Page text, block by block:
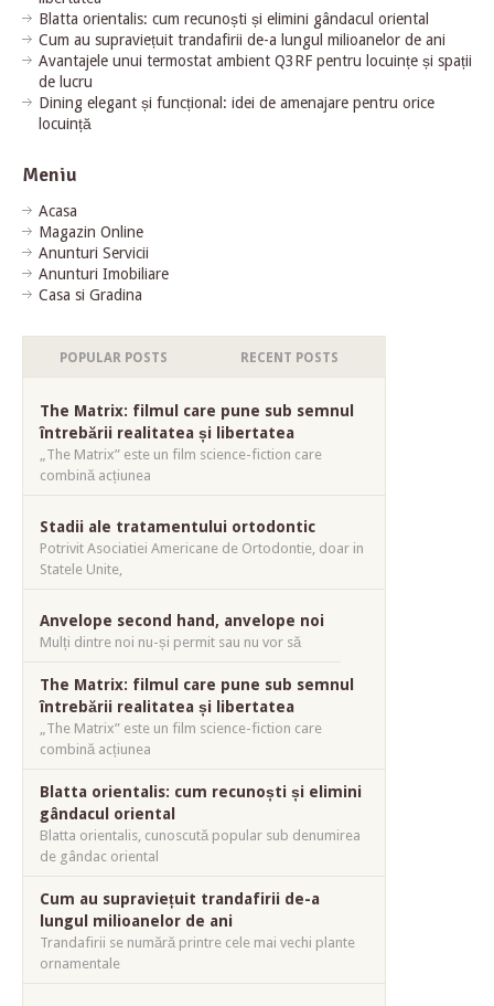
Blatta orientalis: cum recunoști și elimini gândacul oriental
Cum au supraviețuit trandafirii de-a lungul milioanelor de ani
Avantajele unui termostat ambient Q3RF pentru locuințe și spații
de lucru
Dining elegant și funcțional: idei de amenajare pentru orice
locuință
Meniu
Acasa
Magazin Online
Anunturi Servicii
Anunturi Imobiliare
Casa si Gradina
POPULAR POSTS RECENT POSTS
The Matrix: filmul care pune sub semnul
întrebării realitatea și libertatea
„The Matrix” este un film science-fiction care
combină acțiunea
Stadii ale tratamentului ortodontic
Potrivit Asociatiei Americane de Ortodontie, doar in
Statele Unite,
Anvelope second hand, anvelope noi
Mulți dintre noi nu-și permit sau nu vor să
The Matrix: filmul care pune sub semnul
întrebării realitatea și libertatea
„The Matrix” este un film science-fiction care
combină acțiunea
Blatta orientalis: cum recunoști și elimini
gândacul oriental
Blatta orientalis, cunoscută popular sub denumirea
de gândac oriental
Cum au supraviețuit trandafirii de-a
lungul milioanelor de ani
Trandafirii se numără printre cele mai vechi plante
ornamentale